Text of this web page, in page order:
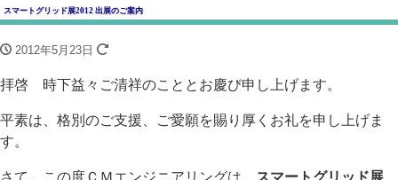
スマートグリッド展2012 出展のご案内
2012年5月23日
拝啓 時下益々ご清祥のこととお慶び申し上げます。
平素は、格別のご支援、ご愛願を賜り厚くお礼を申し上げま
す。
さて、この度ＣＭエンジニアリングは、
スマートグリッド展